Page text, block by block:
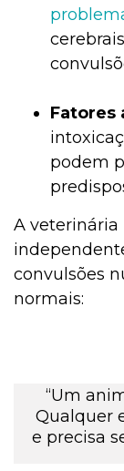
Fatores
podem
A veterinária
convulsões
normais:
“Um
Qualquer
e precisa